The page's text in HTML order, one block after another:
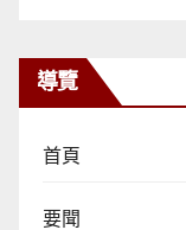
導覽
首頁
要聞